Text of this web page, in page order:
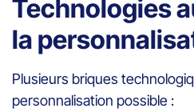
Technologies
la
Plusieurs briques
personnalisation possible :